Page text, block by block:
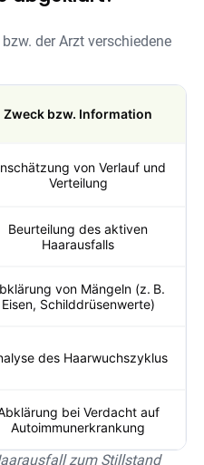
der Arzt verschiedene
Zweck bzw. Information
von Verlauf und
Verteilung
Beurteilung des aktiven
Haarausfalls
von Mängeln (z. B.
Eisen, Schilddrüsenwerte)
des Haarwuchszyklus
bei Verdacht auf
Autoimmunerkrankung
zum Stillstand